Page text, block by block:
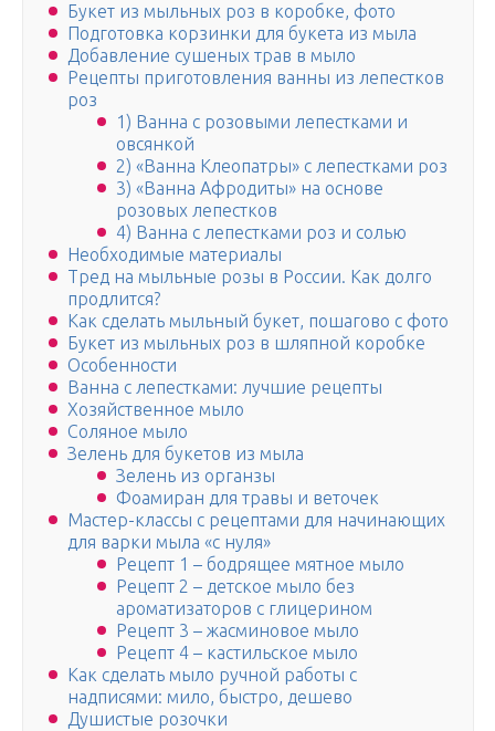
Букет из мыльных роз в коробке, фото
Подготовка корзинки для букета из мыла
Добавление сушеных трав в мыло
Рецепты приготовления ванны из лепестков
роз
1) Ванна с розовыми лепестками и
овсянкой
2) «Ванна Клеопатры» с лепестками роз
3) «Ванна Афродиты» на основе
розовых лепестков
4) Ванна с лепестками роз и солью
Необходимые материалы
Тред на мыльные розы в России. Как долго
продлится?
Как сделать мыльный букет, пошагово с фото
Букет из мыльных роз в шляпной коробке
Особенности
Ванна с лепестками: лучшие рецепты
Хозяйственное мыло
Соляное мыло
Зелень для букетов из мыла
Зелень из органзы
Фоамиран для травы и веточек
Мастер-классы с рецептами для начинающих
для варки мыла «с нуля»
Рецепт 1 – бодрящее мятное мыло
Рецепт 2 – детское мыло без
ароматизаторов с глицерином
Рецепт 3 – жасминовое мыло
Рецепт 4 – кастильское мыло
Как сделать мыло ручной работы с
надписями: мило, быстро, дешево
Душистые розочки